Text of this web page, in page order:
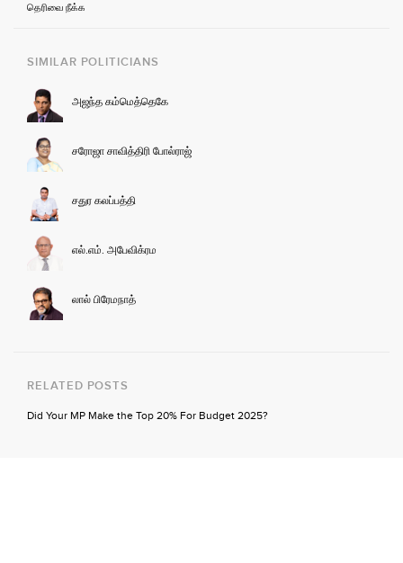
தெரிவை நீக்க
SIMILAR POLITICIANS
அஜந்த கம்மெத்தெகே
சரோஜா சாவித்திரி போல்ராஜ்
சதுர கலப்பத்தி
எல்.எம். அபேவிக்ரம
லால் பிரேமநாத்
RELATED POSTS
Did Your MP Make the Top 20% For Budget 2025?